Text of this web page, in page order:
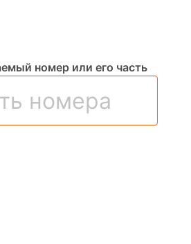
номер или его часть